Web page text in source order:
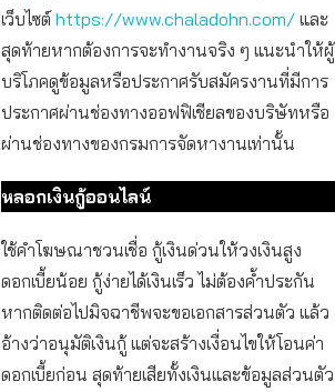
เว็บไซต์https://www.chaladohn.com/ และ
สุดท้ายหากต้องการจะทำงานจริง ๆ แนะนำให้ผู้
บริโภคดูข้อมูลหรือประกาศรับสมัครงานที่มีการ
ประกาศผ่านช่องทางออฟฟิเชียลของบริษัทหรือ
ผ่านช่องทางของกรมการจัดหางานเท่านั้น
หลอกเงินกู้ออนไลน์
ใช้คำโฆษณาชวนเชื่อ กู้เงินด่วนให้วงเงินสูง
ดอกเบี้ยน้อย กู้ง่ายได้เงินเร็ว ไม่ต้องค้ำประกัน
หากติดต่อไปมิจฉาชีพจะขอเอกสารส่วนตัว แล้ว
อ้างว่าอนุมัติเงินกู้ แต่จะสร้างเงื่อนไขให้โอนค่า
ดอกเบี้ยก่อน สุดท้ายเสียทั้งเงินและข้อมูลส่วนตัว